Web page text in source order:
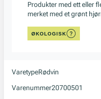
Produkter med ett eller
merket med et grønt
ØKOLOGISK
VaretypeRødvin
Varenummer20700501